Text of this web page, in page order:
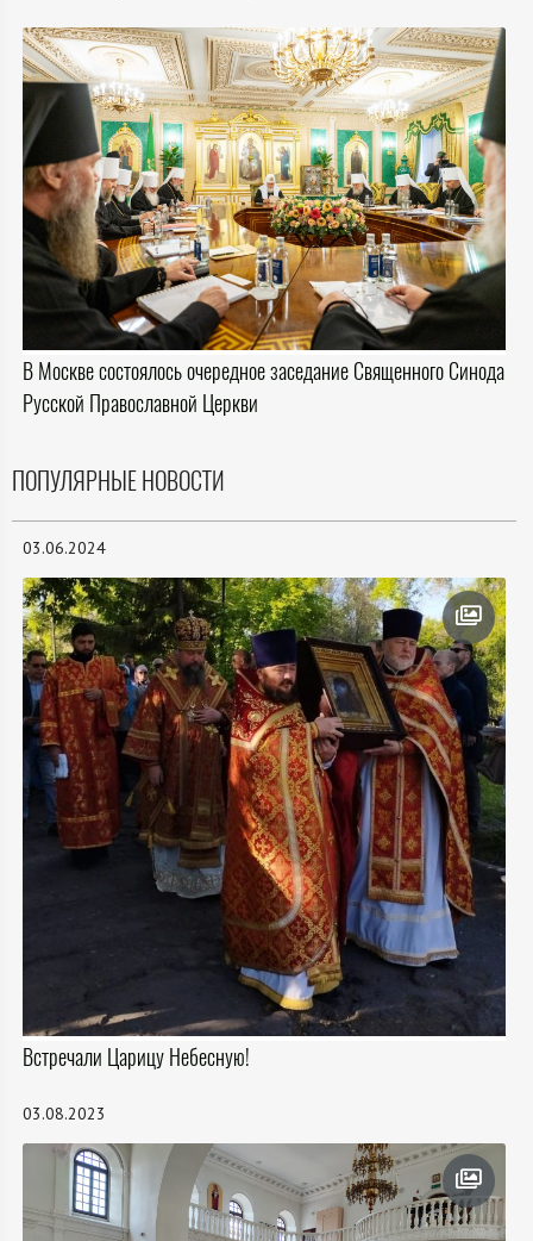
В Москве состоялось очередное заседание Священного Синода
Русской Православной Церкви
ПОПУЛЯРНЫЕ НОВОСТИ
03.06.2024
Встречали Царицу Небесную!
03.08.2023